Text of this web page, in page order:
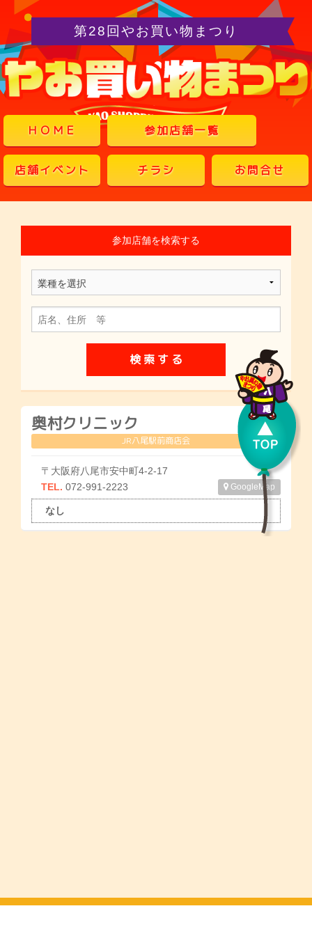
第28回やお買い物まつり
ＨＯＭＥ 参加店舗一覧
店舗イベント チラシ お問合せ
参加店舗を検索する
奥村クリニック
JR八尾駅前商店会
〒大阪府八尾市安中町4-2-17
GoogleMap
TEL. 072-991-2223
なし